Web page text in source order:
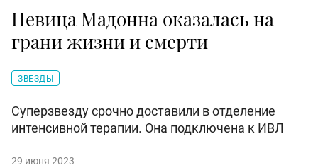
Певица Мадонна оказалась на
грани жизни и смерти
ЗВЕЗДЫ
Суперзвезду срочно доставили в отделение
интенсивной терапии. Она подключена к ИВЛ
29 июня 2023